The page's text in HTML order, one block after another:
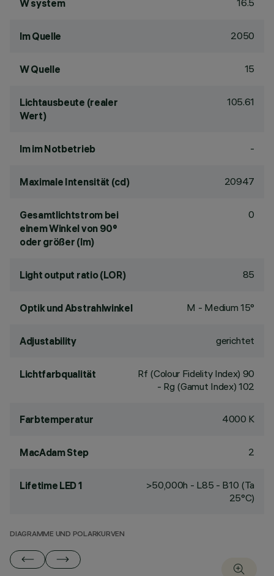
W system 16.5
lm Quelle 2050
W Quelle 15
Lichtausbeute (realer
Wert)
105.61
lm im Notbetrieb -
Maximale Intensität (cd) 20947
Gesamtlichtstrom bei
einem Winkel von 90°
oder größer (lm)
0
Light output ratio (LOR) 85
Optik und Abstrahlwinkel M - Medium 15°
Adjustability gerichtet
Lichtfarbqualität
Rf (Colour Fidelity Index) 90
- Rg (Gamut Index) 102
Farbtemperatur 4000 K
MacAdam Step 2
Lifetime LED 1
>50,000h - L85 - B10 (Ta
25°C)
DIAGRAMME UND POLARKURVEN